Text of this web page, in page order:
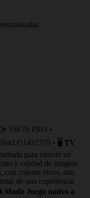
55E7S PRO •
6942351432779 • 🖥️ TV
para ofrecer un
y calidad de imagen,
con colores vivos, alto
de una experiencia
Modo Juego nativo a